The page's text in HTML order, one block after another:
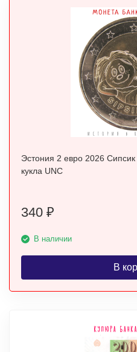
Эстония 2 евро 2026
кукла UNC
340 ₽
В наличии
В